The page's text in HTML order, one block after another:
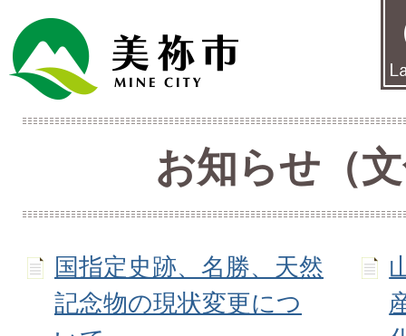
お知らせ（
国指定史跡、名勝、天然
記念物の現状変更につ